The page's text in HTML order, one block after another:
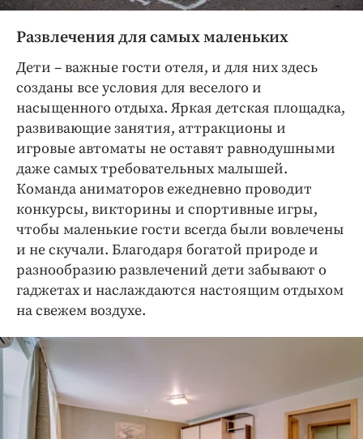
Развлечения для самых маленьких
Дети – важные гости отеля, и для них здесь
созданы все условия для веселого и
насыщенного отдыха. Яркая детская площадка,
развивающие занятия, аттракционы и
игровые автоматы не оставят равнодушными
даже самых требовательных малышей.
Команда аниматоров ежедневно проводит
конкурсы, викторины и спортивные игры,
чтобы маленькие гости всегда были вовлечены
и не скучали. Благодаря богатой природе и
разнообразию развлечений дети забывают о
гаджетах и наслаждаются настоящим отдыхом
на свежем воздухе.